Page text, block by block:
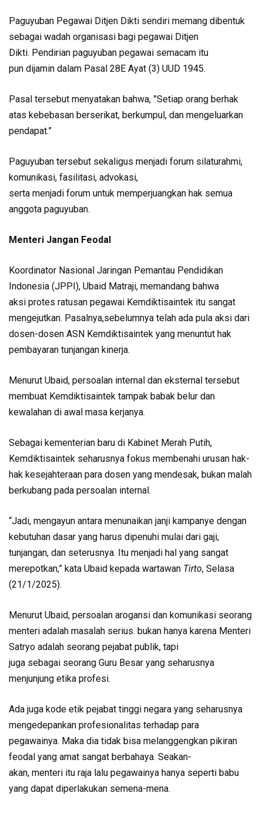
Paguyuban Pegawai Ditjen Dikti sendiri memang dibentuk
sebagai wadah organisasi bagi pegawai Ditjen
Dikti. Pendirian paguyuban pegawai semacam itu
pun dijamin dalam Pasal 28E Ayat (3) UUD 1945.
Pasal tersebut menyatakan bahwa, ”Setiap orang berhak
atas kebebasan berserikat, berkumpul, dan mengeluarkan
pendapat.”
Paguyuban tersebut sekaligus menjadi forum silaturahmi,
komunikasi, fasilitasi, advokasi,
serta menjadi forum untuk memperjuangkan hak semua
anggota paguyuban.
Menteri Jangan Feodal
Koordinator Nasional Jaringan Pemantau Pendidikan
Indonesia (JPPI), Ubaid Matraji, memandang bahwa
aksi protes ratusan pegawai Kemdiktisaintek itu sangat
mengejutkan. Pasalnya,sebelumnya telah ada pula aksi dari
dosen-dosen ASN Kemdiktisaintek yang menuntut hak
pembayaran tunjangan kinerja.
Menurut Ubaid, persoalan internal dan eksternal tersebut
membuat Kemdiktisaintek tampak babak belur dan
kewalahan di awal masa kerjanya.
Sebagai kementerian baru di Kabinet Merah Putih,
Kemdiktisaintek seharusnya fokus membenahi urusan hak-
hak kesejahteraan para dosen yang mendesak, bukan malah
berkubang pada persoalan internal.
“Jadi, mengayun antara menunaikan janji kampanye dengan
kebutuhan dasar yang harus dipenuhi mulai dari gaji,
tunjangan, dan seterusnya. Itu menjadi hal yang sangat
merepotkan,” kata Ubaid kepada wartawan Tirto, Selasa
(21/1/2025).
Menurut Ubaid, persoalan arogansi dan komunikasi seorang
menteri adalah masalah serius. bukan hanya karena Menteri
Satryo adalah seorang pejabat publik, tapi
juga sebagai seorang Guru Besar yang seharusnya
menjunjung etika profesi.
Ada juga kode etik pejabat tinggi negara yang seharusnya
mengedepankan profesionalitas terhadap para
pegawainya. Maka dia tidak bisa melanggengkan pikiran
feodal yang amat sangat berbahaya. Seakan-
akan, menteri itu raja lalu pegawainya hanya seperti babu
yang dapat diperlakukan semena-mena.